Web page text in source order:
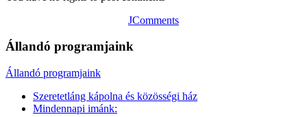
JComments
Állandó programjaink
Állandó programjaink
Szeretetláng kápolna és közösségi ház
Mindennapi imánk: